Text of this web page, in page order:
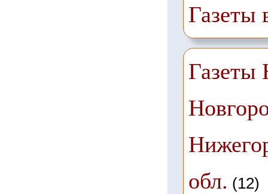
Газеты
Газеты
обл. (12)